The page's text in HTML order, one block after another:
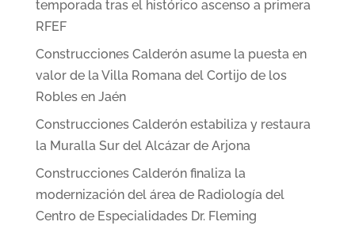
temporada tras el histórico ascenso a primera
RFEF
Construcciones Calderón asume la puesta en
valor de la Villa Romana del Cortijo de los
Robles en Jaén
Construcciones Calderón estabiliza y restaura
la Muralla Sur del Alcázar de Arjona
Construcciones Calderón finaliza la
modernización del área de Radiología del
Centro de Especialidades Dr. Fleming